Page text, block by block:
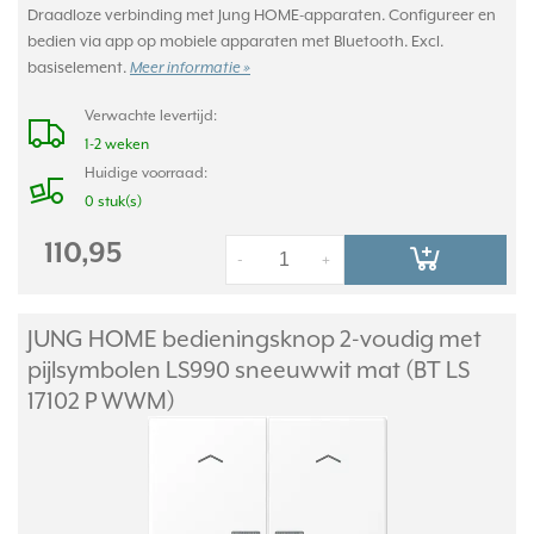
Draadloze verbinding met Jung HOME-apparaten. Configureer en
bedien via app op mobiele apparaten met Bluetooth. Excl.
basiselement. Meer informatie »
Verwachte levertijd:
1-2 weken
Huidige voorraad:
0 stuk(s)
110,95 +
-
JUNG HOME bedieningsknop 2-voudig met
pijlsymbolen LS990 sneeuwwit mat (BT LS
17102 P WWM)